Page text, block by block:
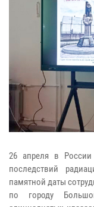
26 апреля в России
последствий
памятной даты
по городу